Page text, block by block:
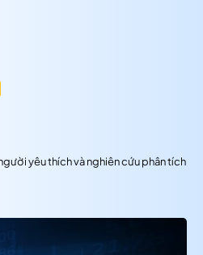
yêu thích và nghiên cứu phân tích